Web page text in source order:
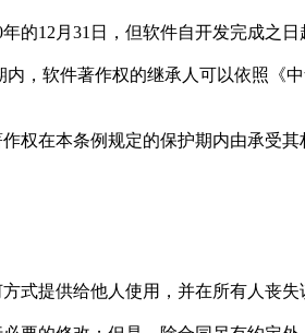
的12月31日，但软件自开发完成之
，软件著作权的继承人可以依照《
权在本条例规定的保护期内由承受
式提供给他人使用，并在所有人丧